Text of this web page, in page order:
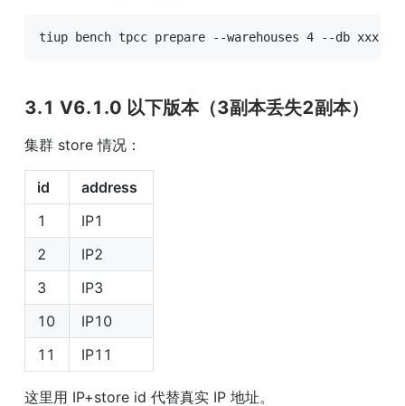
tiup bench tpcc prepare --warehouses 4 --db xxx -
3.1 V6.1.0 以下版本（3副本丢失2副本）
集群 store 情况：
id
address
1
IP1
2
IP2
3
IP3
10
IP10
11
IP11
这里用 IP+store id 代替真实 IP 地址。